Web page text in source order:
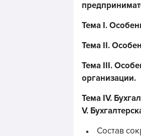
Тема I.
Тема II.
Тема III.
организации.
Тема IV.
V.
Состав